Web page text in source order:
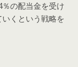
の配当金を受け
くという戦略を